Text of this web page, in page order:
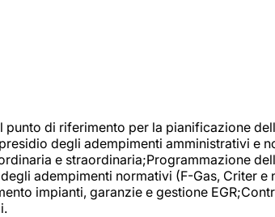
di riferimento per la pianificazione
degli adempimenti amministrativi e
e straordinaria;Programmazione
adempimenti normativi (F-Gas, Criter
impianti, garanzie e gestione